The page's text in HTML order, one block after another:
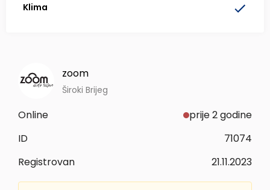
Klima
zoom
Široki Brijeg
Online
prije 2 godine
ID
71074
Registrovan
21.11.2023